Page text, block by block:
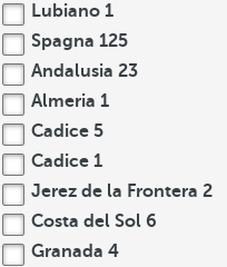
Lubiano 1
Spagna 125
Andalusia 23
Almeria 1
Cadice 5
Cadice 1
Jerez de la Frontera 2
Costa del Sol 6
Granada 4